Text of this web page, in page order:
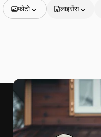
फोटो
वीडियो
फ़ुटेज
मोशन ग्राफ़िक्स
वीडियो टेम्पलेट्स
आइकन
3D मॉडल
फ़ॉन्ट
लाइसेंस